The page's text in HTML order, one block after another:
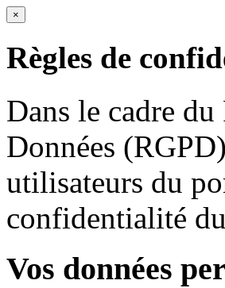
×
Règles de
Dans le cadre
Données
utilisateurs du
confidentialité
Vos données